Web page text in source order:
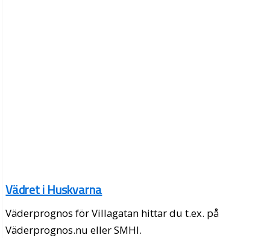
Vädret i Huskvarna
Väderprognos för Villagatan hittar du t.ex. på
Väderprognos.nu eller SMHI.